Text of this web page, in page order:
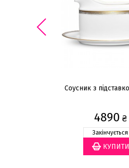
Соусник з
4890 ₴
Закінчується